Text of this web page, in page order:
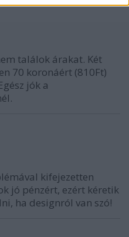
találok árakat. Két
70 koronáért (810Ft)
jók a
kifejezetten
jó pénzért, ezért kéretik
ha designról van szó!